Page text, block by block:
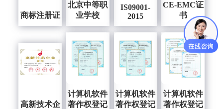
商标注册证
北京中等职
业学校
IS09001-
2015
CE-EMC证
书
高新技术企
计算机软件
著作权登记
计算机软件
著作权登记
计算机软件
著作权登记